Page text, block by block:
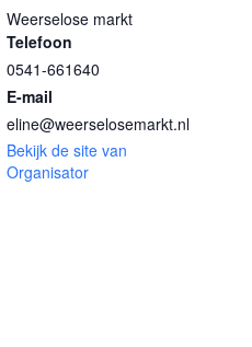
Weerselose markt
Telefoon
0541-661640
E-mail
eline@weerselosemarkt.nl
Bekijk de site van
Organisator